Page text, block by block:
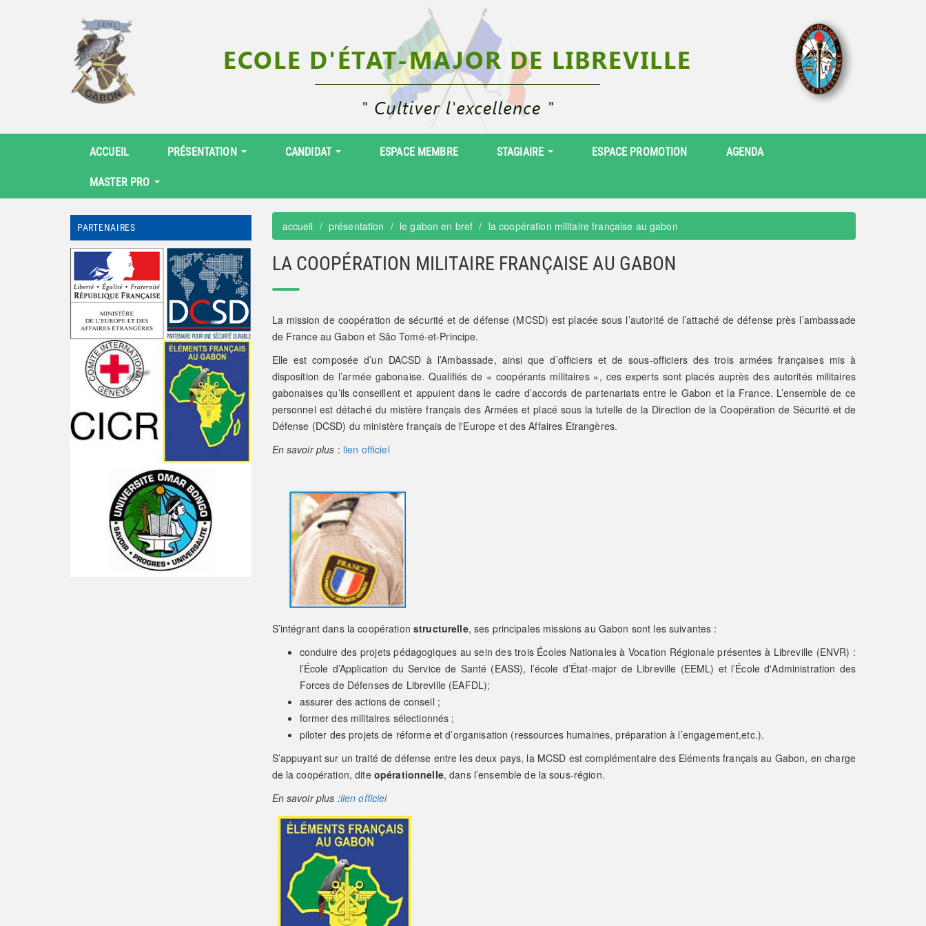
ACCUEIL PRÉSENTATION CANDIDAT ESPACE MEMBRE STAGIAIRE ESPACE PROMOTION AGENDA
MASTER PRO
PARTENAIRES accueil présentation le gabon en bref la coopération militaire française au gabon
LA COOPÉRATION MILITAIRE FRANÇAISE AU GABON
La mission de coopération de sécurité et de défense (MCSD) est placée sous l’autorité de l’attaché de défense près l’ambassade
de France au Gabon et São Tomé-et-Principe.
Elle est composée d’un DACSD à l’Ambassade, ainsi que d’officiers et de sous-officiers des trois armées françaises mis à
disposition de l’armée gabonaise. Qualifiés de « coopérants militaires », ces experts sont placés auprès des autorités militaires
gabonaises qu’ils conseillent et appuient dans le cadre d’accords de partenariats entre le Gabon et la France. L’ensemble de ce
personnel est détaché du mistère français des Armées et placé sous la tutelle de la Direction de la Coopération de Sécurité et de
Défense (DCSD) du ministère français de l'Europe et des Affaires Etrangères.
En savoir plus : lien officiel
S’intégrant dans la coopération structurelle, ses principales missions au Gabon sont les suivantes :
conduire des projets pédagogiques au sein des trois Écoles Nationales à Vocation Régionale présentes à Libreville (ENVR) :
l’École d’Application du Service de Santé (EASS), l’école d’État-major de Libreville (EEML) et l’École d'Administration des
Forces de Défenses de Libreville (EAFDL);
assurer des actions de conseil ;
former des militaires sélectionnés ;
piloter des projets de réforme et d’organisation (ressources humaines, préparation à l’engagement,etc.).
S’appuyant sur un traité de défense entre les deux pays, la MCSD est complémentaire des Eléments français au Gabon, en charge
de la coopération, dite opérationnelle, dans l’ensemble de la sous-région.
En savoir plus :lien officiel